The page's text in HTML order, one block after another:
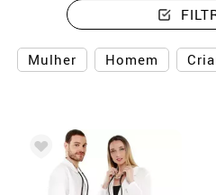
Mulher Homem